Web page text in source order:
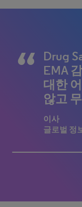
Drug
서 우
은 혁
문헌 검토
상위 10대
첫날부
약속한
웨어는
다.
약물 안전
글로벌 상
Drug
EMA
대한
않고
이사
글로벌 정
이보다
대응력
한 적
이사
글로벌 정